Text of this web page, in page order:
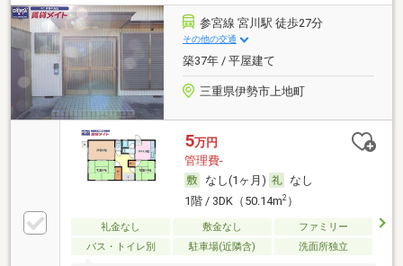
参宮線 宮川駅 徒歩27分
その他の交通
築37年 / 平屋建て
三重県伊勢市上地町
5万円
管理費-
なし(1ヶ月)
なし
1階 / 3DK（50.14m2）
礼金なし 敷金なし
ファミリー
バス・トイレ別
駐車場(近隣含) 洗面所独立